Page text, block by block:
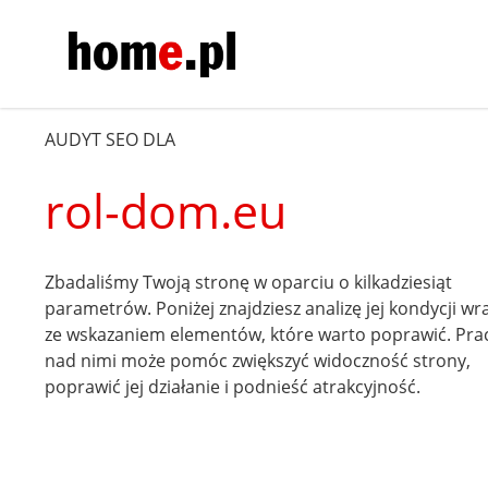
AUDYT SEO DLA
rol-dom.eu
Zbadaliśmy Twoją stronę w oparciu o kilkadziesiąt
parametrów. Poniżej znajdziesz analizę jej kondycji
ze wskazaniem elementów, które warto poprawić.
nad nimi może pomóc zwiększyć widoczność strony,
poprawić jej działanie i podnieść atrakcyjność.